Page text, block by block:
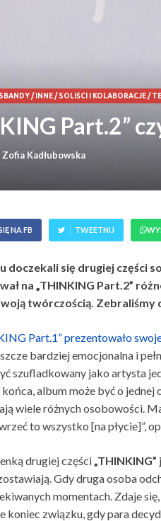
/ INNE/ SOLIŚCI I KOLABORACJE/
Part.2”
Zofia Kadłubowska
NA FB TWEETNIJ
doczekali się drugiej części
na „THINKING Part.2”
twórczością.
Part.1” prezentowało
bardziej emocjonalna i
szufladkowany jako artysta
album może być o jednej
wiele różnych osobowości.
to wszystko [na płycie]”,
drugiej części„THINKING”
Gdy druga osoba
momentach. Zdaje
koniec związku, gdy para